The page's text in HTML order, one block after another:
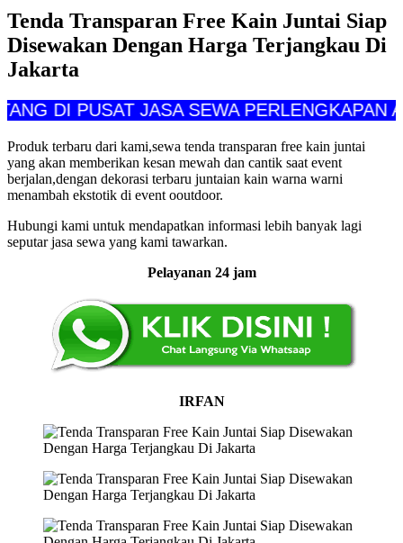
Tenda Transparan Free Kain Juntai Siap
Disewakan Dengan Harga Terjangkau Di
Jakarta
PUSAT JASA SEWA PERLENGKAPAN ALAT
Produk terbaru dari kami,sewa tenda transparan free kain juntai
yang akan memberikan kesan mewah dan cantik saat event
berjalan,dengan dekorasi terbaru juntaian kain warna warni
menambah ekstotik di event ooutdoor.
Hubungi kami untuk mendapatkan informasi lebih banyak lagi
seputar jasa sewa yang kami tawarkan.
Pelayanan 24 jam
IRFAN